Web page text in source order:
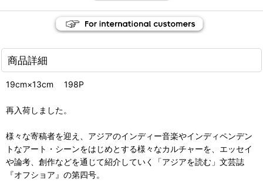
商品詳細
19cm×13cm 198P
再入荷しました。
様々な寄稿者を迎え、アジアのインディー音楽やインディペンデン
トなアート・シーンをはじめとする様々なカルチャーを、エッセイ
や論考、創作などを通じて紹介していく「アジアを読む」文芸誌
『オフショア』の第四号。